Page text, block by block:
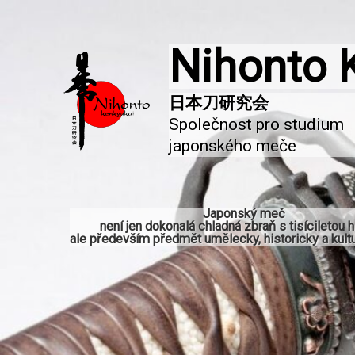
Nihonto
Společnost pro studium
japonského meče
Japonský meč
není jen dokonalá chladná zbraň s tisíciletou
ale především předmět umělecky, historicky a